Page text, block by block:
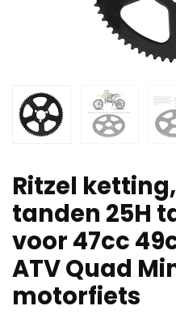
Ritzel
tanden 25H
voor 47cc
ATV Quad
motorfiets